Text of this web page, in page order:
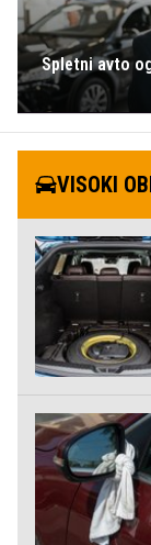
Spletni avto
VISOKI